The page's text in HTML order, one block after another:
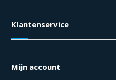
Klantenservice
Mijn account